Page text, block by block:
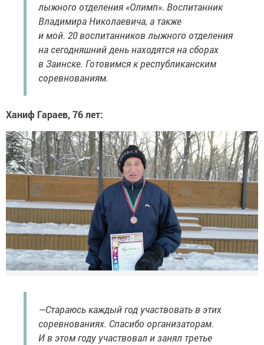
лыжного отделения «Олимп». Воспитанник
Владимира Николаевича, а также
и мой. 20 воспитанников лыжного отделения
на сегодняшний день находятся на сборах
в Заинске. Готовимся к республиканским
соревнованиям.
Ханиф Гараев, 76 лет:
—Стараюсь каждый год участвовать в этих
соревнованиях. Спасибо организаторам.
И в этом году участвовал и занял третье